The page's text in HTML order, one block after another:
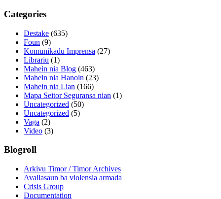
Categories
Destake (635)
Foun (9)
Komunikadu Imprensa (27)
Librariu (1)
Mahein nia Blog (463)
Mahein nia Hanoin (23)
Mahein nia Lian (166)
Mapa Seitor Seguransa nian (1)
Uncategorized (50)
Uncategorized (5)
Vaga (2)
Video (3)
Blogroll
Arkivu Timor / Timor Archives
Avaliasaun ba violensia armada
Crisis Group
Documentation